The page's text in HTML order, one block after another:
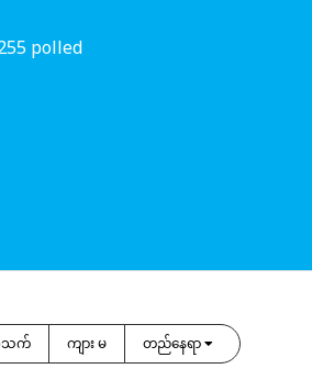
polled
က် ကျား မ တည်နေရာ